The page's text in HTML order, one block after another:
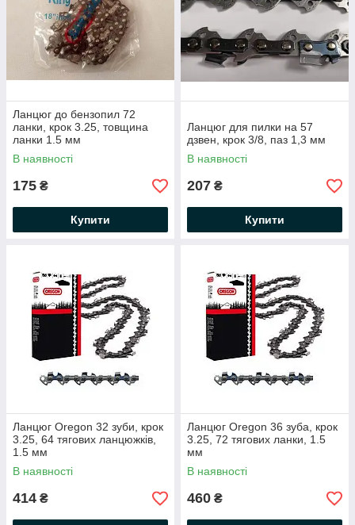
Ланцюг до бензопил 72
ланки, крок 3.25, товщина
ланки 1.5 мм
В наявності
175 ₴
Купити
Ланцюг для пилки на 57
дзвен, крок 3/8, паз 1,3 мм
В наявності
207 ₴
Купити
Ланцюг Oregon 32 зуби, крок
3.25, 64 тягових ланцюжків,
1.5 мм
В наявності
414 ₴
Ланцюг Oregon 36 зуба, крок
3.25, 72 тягових ланки, 1.5
мм
В наявності
460 ₴